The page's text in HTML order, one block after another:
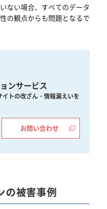
ない場合、すべてのデータ
の観点からも問題となるで
ンサービス
トの改ざん・情報漏えいを
お問い合わせ
の被害事例